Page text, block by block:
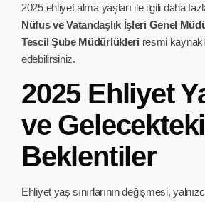
2025 ehliyet alma yaşları ile ilgili daha
Nüfus ve Vatandaşlık İşleri Genel
Tescil Şube Müdürlükleri resmi
edebilirsiniz.
2025 Ehliyet
ve Gelecekteki
Beklentiler
Ehliyet yaş sınırlarının değişmesi,